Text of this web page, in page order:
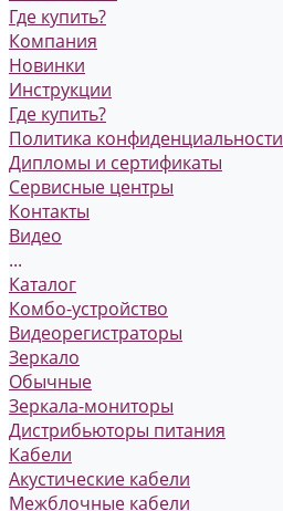
Где купить?
Компания
Новинки
Инструкции
Где купить?
Политика конфиденциальности
Дипломы и сертификаты
Сервисные центры
Контакты
Видео
...
Каталог
Комбо-устройство
Видеорегистраторы
Зеркало
Обычные
Зеркала-мониторы
Дистрибьюторы питания
Кабели
Акустические кабели
Межблочные кабели